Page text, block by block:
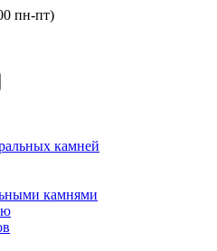
пн-пт)
камней
камнями